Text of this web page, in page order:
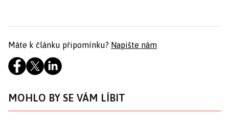
Máte k článku připomínku? Napište nám
MOHLO BY SE VÁM LÍBIT